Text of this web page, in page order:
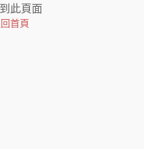
此頁面
首頁